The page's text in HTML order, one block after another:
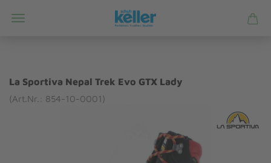
La Sportiva Nepal Trek Evo GTX Lady
(Art.Nr.: 854-10-0001)